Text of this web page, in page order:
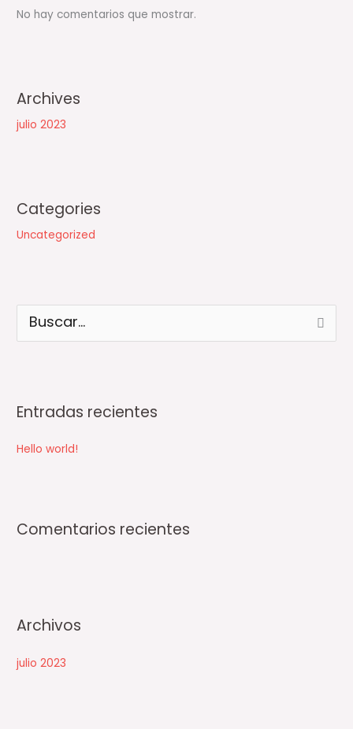
No hay comentarios que mostrar.
Archives
julio 2023
Categories
Uncategorized
a
p
Entradas recientes
Hello world!
Comentarios recientes
Archivos
julio 2023